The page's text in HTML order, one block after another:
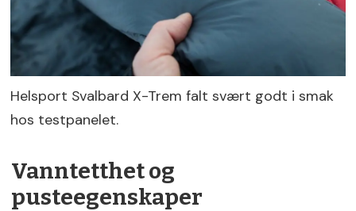
Helsport Svalbard X-Trem falt svært godt i smak
hos testpanelet.
Vanntetthet og
pusteegenskaper